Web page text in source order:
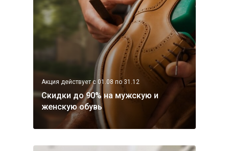
Акция действует с 01.08 по 31.12
Скидки до 90% на мужскую и
женскую обувь